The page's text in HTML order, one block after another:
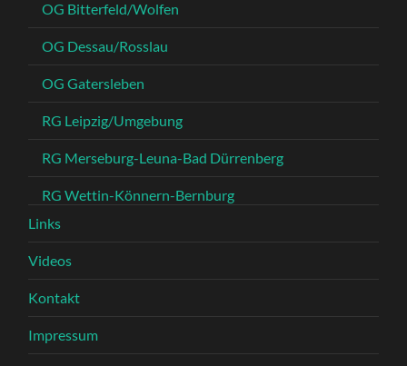
OG Bitterfeld/Wolfen
OG Dessau/Rosslau
OG Gatersleben
RG Leipzig/Umgebung
RG Merseburg-Leuna-Bad Dürrenberg
RG Wettin-Könnern-Bernburg
Links
Videos
Kontakt
Impressum